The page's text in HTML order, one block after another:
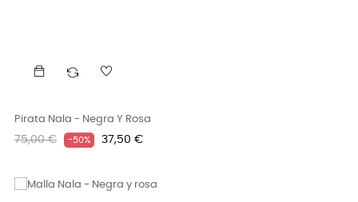
Pirata Nala - Negra Y Rosa
Precio
75,00 € -50% Precio
37,50 €